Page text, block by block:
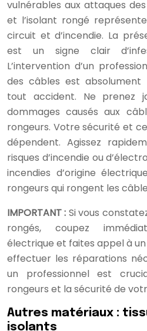
vulnérables aux attaques
et l’isolant rongé
circuit et d’incendie. La
est un signe clair
L’intervention d’un
des câbles est absolument
tout accident. Ne prenez
dommages causés aux
rongeurs. Votre sécurité et
dépendent. Agissez
risques d’incendie ou
incendies d’origine
rongeurs qui rongent les
IMPORTANT : Si vous
rongés, coupez
électrique et faites appel à
effectuer les réparations
un professionnel est
rongeurs et la sécurité de
Autres matériaux :
isolants